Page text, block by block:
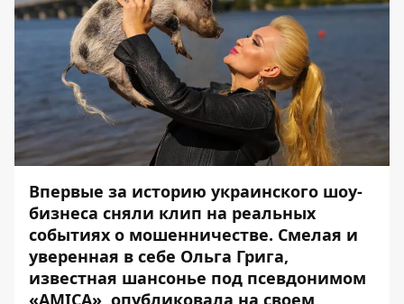
Впервые за историю украинского шоу-
бизнеса сняли клип на реальных
событиях о мошенничестве. Смелая и
уверенная в себе Ольга Грига,
известная шансонье под псевдонимом
«AMICA», опубликовала на своем